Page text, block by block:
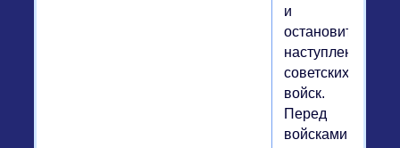
и
остановить
наступление
советских
войск.
Перед
войсками